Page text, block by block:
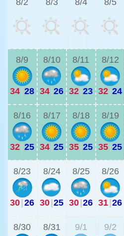
8/2 8/3 8/4 8/5
8/9
34|28
8/10
34|26
8/11
32|23
8/12
32|24
8/16
32|25
8/17
34|25
8/18
35|25
8/19
35|25
8/23
30|26
8/24
30|25
8/25
30|26
8/26
31|26
8/30 8/31 9/1 9/2